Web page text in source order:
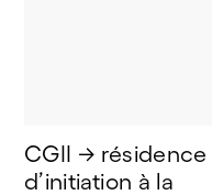
CGII → résidence
d’initiation à la